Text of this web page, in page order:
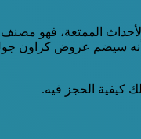
الممتعة، فهو
عن أنه سيضم عروض كراون
كيفية الحجز فيه.